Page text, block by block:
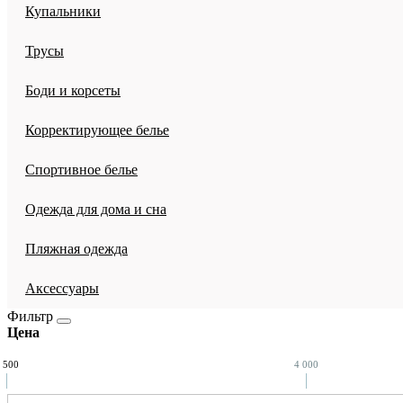
Купальники
Трусы
Боди и корсеты
Корректирующее белье
Спортивное белье
Одежда для дома и сна
Пляжная одежда
Аксессуары
Фильтр
Цена
500 4 000